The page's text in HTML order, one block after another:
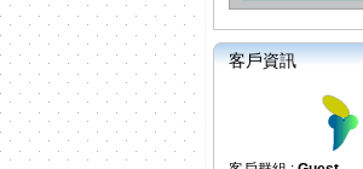
客戶資訊